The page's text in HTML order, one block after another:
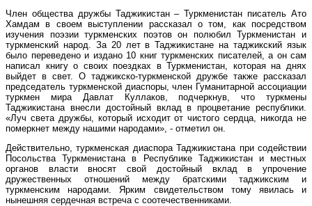
Член общества дружбы Таджикистан – Туркменистан писатель Ато
Хамдам в своем выступлении рассказал о том, как посредством
изучения поэзии туркменских поэтов он полюбил Туркменистан и
туркменский народ. За 20 лет в Таджикистане на таджикский язык
было переведено и издано 10 книг туркменских писателей, а он сам
написал книгу о своих поездках в Туркменистан, которая на днях
выйдет в свет. О таджикско-туркменской дружбе также рассказал
председатель туркменской диаспоры, член Гуманитарной ассоциации
туркмен мира Давлат Куллаков, подчеркнув, что туркмены
Таджикистана внесли достойный вклад в процветание республики.
«Луч света дружбы, который исходит от чистого сердца, никогда не
померкнет между нашими народами», - отметил он.
Действительно, туркменская диаспора Таджикистана при содействии
Посольства Туркменистана в Республике Таджикистан и местных
органов власти вносят свой достойный вклад в упрочение
дружественных отношений между братскими таджикским и
туркменским народами. Ярким свидетельством тому явилась и
нынешняя сердечная встреча с соотечественниками.